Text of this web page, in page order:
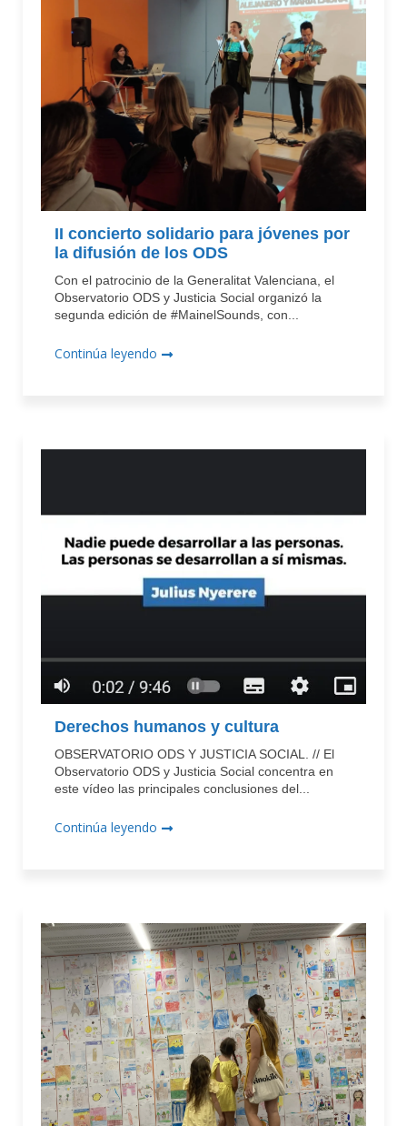
II concierto solidario para jóvenes por
la difusión de los ODS
Con el patrocinio de la Generalitat Valenciana, el
Observatorio ODS y Justicia Social organizó la
segunda edición de #MainelSounds, con...
Continúa leyendo
Derechos humanos y cultura
OBSERVATORIO ODS Y JUSTICIA SOCIAL. // El
Observatorio ODS y Justicia Social concentra en
este vídeo las principales conclusiones del...
Continúa leyendo